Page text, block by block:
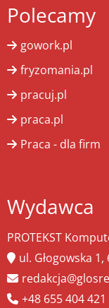
Polecamy
gowork.pl
fryzomania.pl
pracuj.pl
praca.pl
Praca - dla firm
Wydawca
PROTEKST
ul. Głogowska
+48 655 404 421